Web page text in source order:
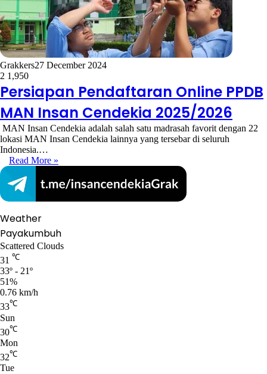
Grakkers27 December 2024
2 1,950
Persiapan Pendaftaran Online PPDB
MAN Insan Cendekia 2025/2026
MAN Insan Cendekia adalah salah satu madrasah favorit dengan 22
lokasi MAN Insan Cendekia lainnya yang tersebar di seluruh
Indonesia.…
Read More »
Weather
Payakumbuh
Scattered Clouds
31 ℃
33º - 21º
51%
0.76 km/h
33℃
Sun
30℃
Mon
32℃
Tue